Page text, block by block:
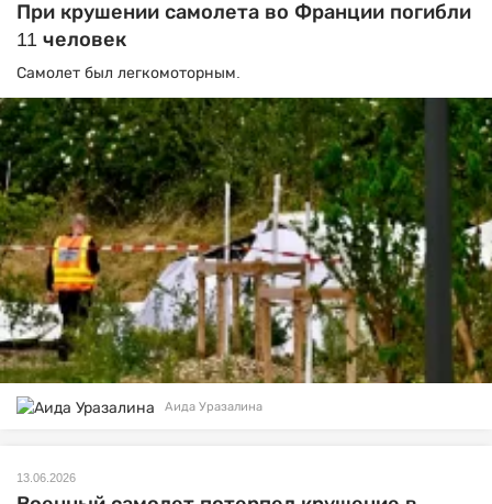
При крушении самолета во Франции погибли
11 человек
Самолет был легкомоторным.
Аида Уразалина
13.06.2026